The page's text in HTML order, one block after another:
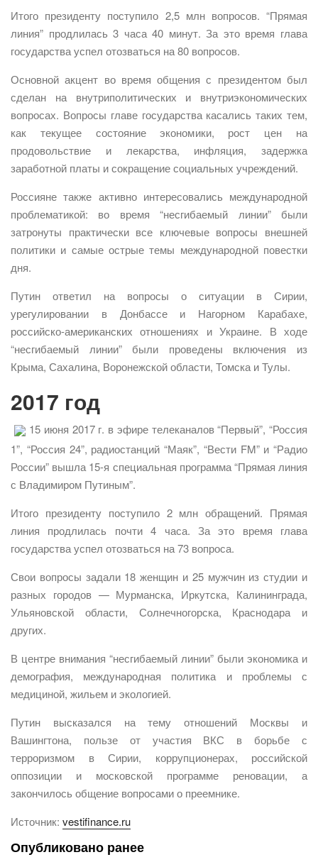
Итого президенту поступило 2,5 млн вопросов. “Прямая
линия” продлилась 3 часа 40 минут. За это время глава
государства успел отозваться на 80 вопросов.
Основной акцент во время общения с президентом был
сделан на внутриполитических и внутриэкономических
вопросах. Вопросы главе государства касались таких тем,
как текущее состояние экономики, рост цен на
продовольствие и лекарства, инфляция, задержка
заработной платы и сокращение социальных учреждений.
Россияне также активно интересовались международной
проблематикой: во время “несгибаемый линии” были
затронуты практически все ключевые вопросы внешней
политики и самые острые темы международной повестки
дня.
Путин ответил на вопросы о ситуации в Сирии,
урегулировании в Донбассе и Нагорном Карабахе,
российско-американских отношениях и Украине. В ходе
“несгибаемый линии” были проведены включения из
Крыма, Сахалина, Воронежской области, Томска и Тулы.
2017 год
15 июня 2017 г. в эфире телеканалов “Первый”, “Россия
1”, “Россия 24”, радиостанций “Маяк”, “Вести FM” и “Радио
России” вышла 15-я специальная программа “Прямая линия
с Владимиром Путиным”.
Итого президенту поступило 2 млн обращений. Прямая
линия продлилась почти 4 часа. За это время глава
государства успел отозваться на 73 вопроса.
Свои вопросы задали 18 женщин и 25 мужчин из студии и
разных городов — Мурманска, Иркутска, Калининграда,
Ульяновской области, Солнечногорска, Краснодара и
других.
В центре внимания “несгибаемый линии” были экономика и
демография, международная политика и проблемы с
медициной, жильем и экологией.
Путин высказался на тему отношений Москвы и
Вашингтона, пользе от участия ВКС в борьбе с
терроризмом в Сирии, коррупционерах, российской
оппозиции и московской программе реновации, а
закончилось общение вопросами о преемнике.
Источник: vestifinance.ru
Опубликовано ранее